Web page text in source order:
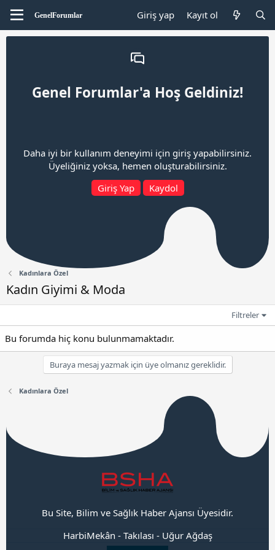
Giriş yap Kayıt ol
Genel Forumlar'a Hoş Geldiniz!
Daha iyi bir kullanım deneyimi için giriş yapabilirsiniz.
Üyeliğiniz yoksa, hemen oluşturabilirsiniz.
Giriş Yap
Kaydol
Kadınlara Özel
Kadın Giyimi & Moda
Filtreler
Bu forumda hiç konu bulunmamaktadır.
Buraya mesaj yazmak için üye olmanız gereklidir.
Kadınlara Özel
Bu Site, Bilim ve Sağlık Haber Ajansı Üyesidir.
HarbiMekân - Takılası - Uğur Ağdaş